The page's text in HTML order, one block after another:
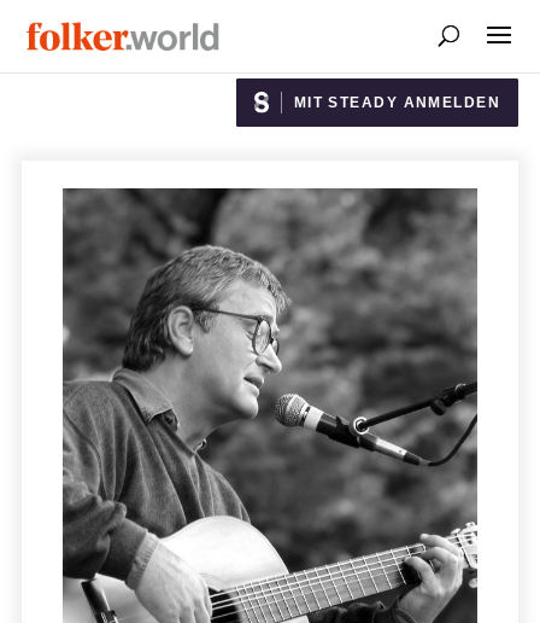
MIT STEADY ANMELDEN